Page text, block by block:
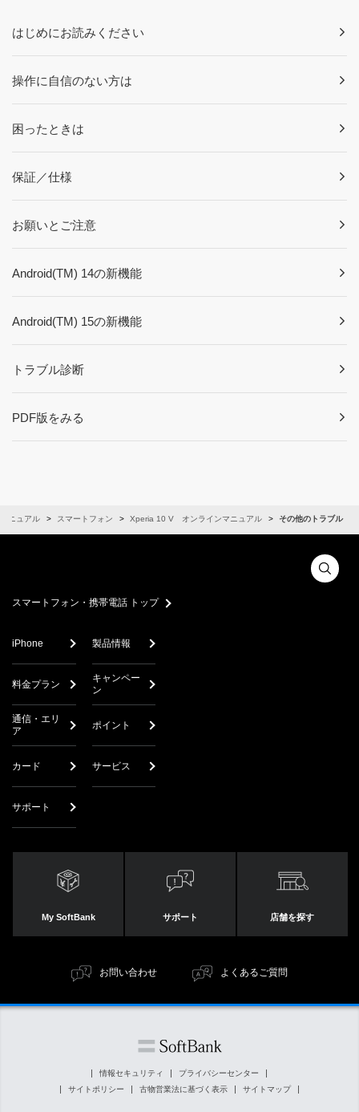
はじめにお読みください
操作に自信のない方は
困ったときは
保証／仕様
お願いとご注意
Android(TM) 14の新機能
Android(TM) 15の新機能
トラブル診断
PDF版をみる
ニュアル スマートフォン Xperia 10 V オンラインマニュアル その他のトラブル
スマートフォン・携帯電話 トップ
iPhone 製品情報
料金プラン
キャンペー
ン
通信・エリ
ア
ポイント
カード サービス
サポート
My SoftBank サポート 店舗を探す
お問い合わせ よくあるご質問
情報セキュリティ
プライバシーセンター
サイトポリシー
古物営業法に基づく表示 サイトマップ